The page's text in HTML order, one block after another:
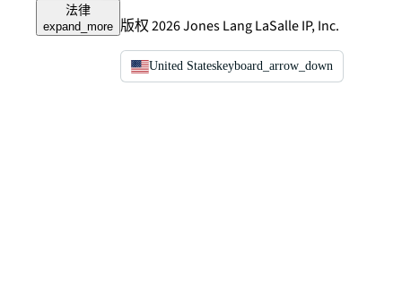
法律
expand_more 版权 2026 Jones Lang LaSalle IP, Inc.
United Stateskeyboard_arrow_down